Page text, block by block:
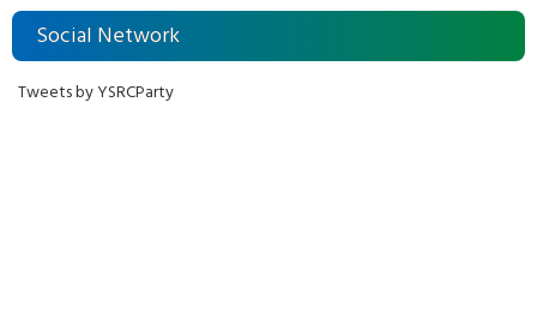
Social Network
Tweets by YSRCParty